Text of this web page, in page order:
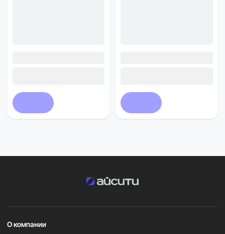
О компании